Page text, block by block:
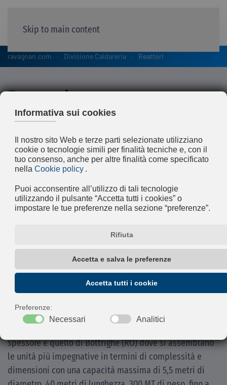
Skip to main content
ravagnan.com Divisione Caldareria Reattori
Reattori
La Ravagnan ha una profonda esperienza
ed una lunga tradizione nella fornitura di
reattori quali Hydrocrackers,
Hydrotreaters, e Tubolari che vengono
costruiti in entrambi gli stabilimenti della
Ravagnan (Limena e Bottrighe) per
l'industria Petrolchimica e dell' Oil & Gas.
I materiali di costruzione tipici sono Acciai al Carbonio,
Acciai Austenitici, Basso Legati, 1 ¼, 2 ¼, Cr, Acciai
Placcati, MONEL®, Leghe di Rame, Leghe di Nickel 625,
825, HASTELLOY®, Titanio, ecc.
spessore è quello di Bottrighe (RO) dove si assemblano
le unità più impegnative in termini di complessità e
dimensioni con una capacità massima di 5,5 metri di